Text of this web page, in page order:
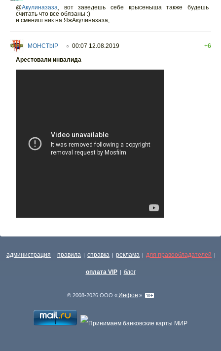
@Акулиназаза, вот заведешь себе крысеныша также будешь
считать что все обязаны :)
и смениш ник на ЯжАкулиназаза,
MOHCTbIP ○ 00:07 12.08.2019
+6
Арестовали инвалида
администрация | правила | справка | реклама | для правообладателей |
оплата VIP | блог
© 2008-2026 ООО « Инфон »